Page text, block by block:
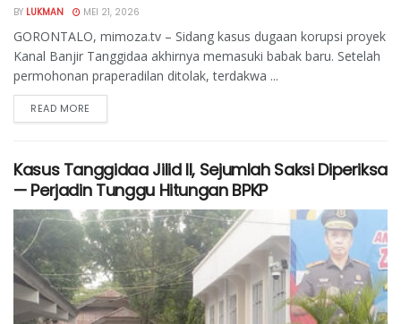
BY LUKMAN MEI 21, 2026
GORONTALO, mimoza.tv – Sidang kasus dugaan korupsi proyek
Kanal Banjir Tanggidaa akhirnya memasuki babak baru. Setelah
permohonan praperadilan ditolak, terdakwa ...
READ MORE
Kasus Tanggidaa Jilid II, Sejumlah Saksi Diperiksa
— Perjadin Tunggu Hitungan BPKP